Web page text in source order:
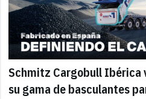
Schmitz Cargobull Ibérica
su gama de basculantes